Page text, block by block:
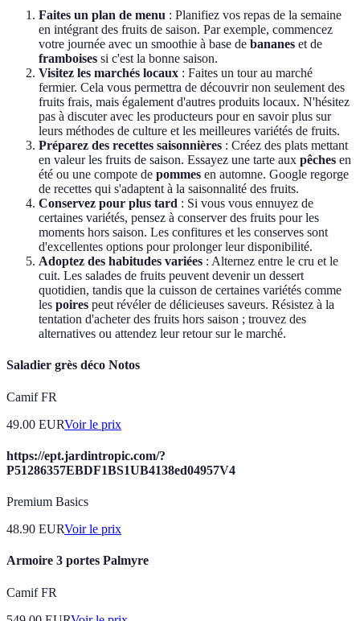
Faites un plan de menu : Planifiez vos repas de la semaine
en intégrant des fruits de saison. Par exemple, commencez
votre journée avec un smoothie à base de bananes et de
framboises si c'est la bonne saison.
Visitez les marchés locaux : Faites un tour au marché
fermier. Cela vous permettra de découvrir non seulement des
fruits frais, mais également d'autres produits locaux. N'hésitez
pas à discuter avec les producteurs pour en savoir plus sur
leurs méthodes de culture et les meilleures variétés de fruits.
Préparez des recettes saisonnières : Créez des plats mettant
en valeur les fruits de saison. Essayez une tarte aux pêches en
été ou une compote de pommes en automne. Google regorge
de recettes qui s'adaptent à la saisonnalité des fruits.
Conservez pour plus tard : Si vous vous ennuyez de
certaines variétés, pensez à conserver des fruits pour les
moments hors saison. Les confitures et les conserves sont
d'excellentes options pour prolonger leur disponibilité.
Adoptez des habitudes variées : Alternez entre le cru et le
cuit. Les salades de fruits peuvent devenir un dessert
quotidien, tandis que la cuisson de certaines variétés comme
les poires peut révéler de délicieuses saveurs. Résistez à la
tentation d'acheter des fruits hors saison ; trouvez des
alternatives ou attendez leur retour sur le marché.
Saladier grès déco Notos
Camif FR
49.00 EURVoir le prix
https://ept.jardintropic.com/?
P51286357EBDF1BS1UB4138ed04957V4
Premium Basics
48.90 EURVoir le prix
Armoire 3 portes Palmyre
Camif FR